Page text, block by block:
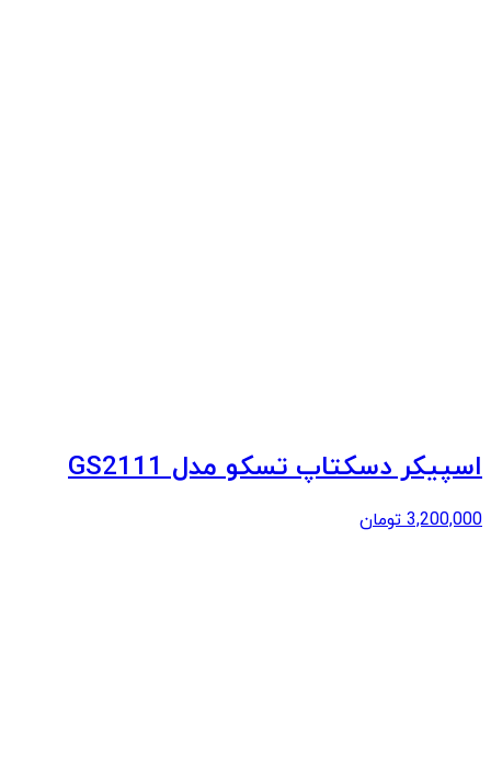
اسپیکر دسکتاپ تسکو مدل GS2111
3,200,000 تومان